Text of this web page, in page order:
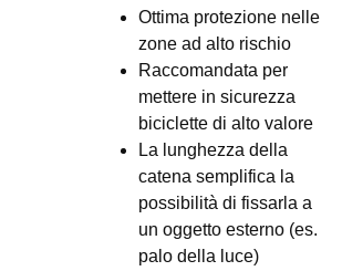
Ottima protezione nelle
zone ad alto rischio
Raccomandata per
mettere in sicurezza
biciclette di alto valore
La lunghezza della
catena semplifica la
possibilità di fissarla a
un oggetto esterno (es.
palo della luce)